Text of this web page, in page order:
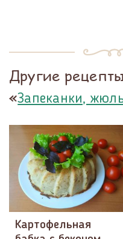
Другие
«Запеканки,
Картофельная